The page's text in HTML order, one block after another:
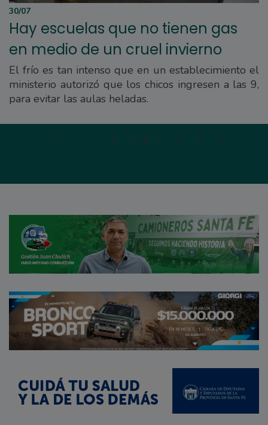
30/07
Hay escuelas que no tienen gas
en medio de un cruel invierno
El frío es tan intenso que en un establecimiento el
ministerio autorizó que los chicos ingresen a las 9,
para evitar las aulas heladas.
| | | 2 | | | |